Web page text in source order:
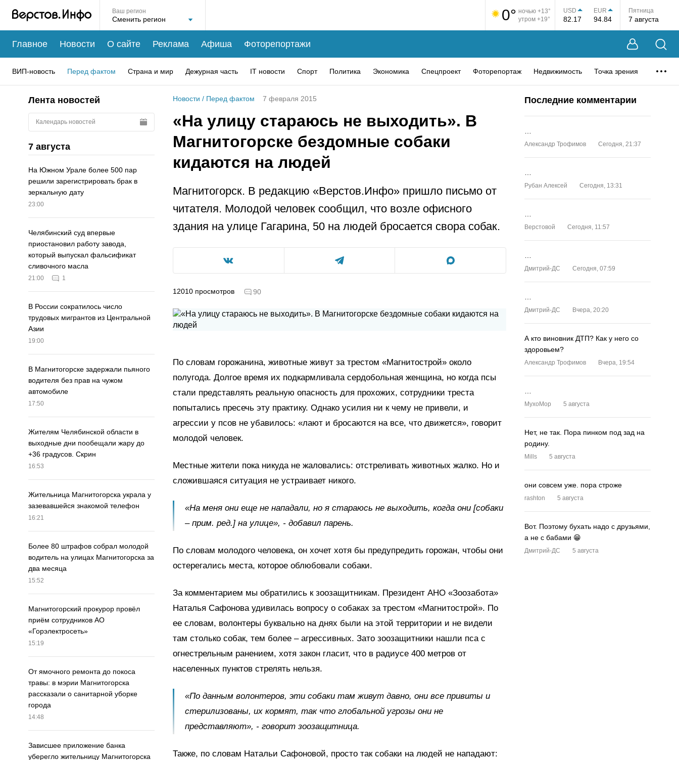
Ваш регион 0° ночью +13°
утром +19°
USD
82.17
EUR
94.84
Пятница
7 августа
Главное Новости О сайте Реклама Афиша Фоторепортажи
ВИП-новость Перед фактом Страна и мир Дежурная часть IT новости Спорт Политика Экономика Спецпроект Фоторепортаж Недвижимость Точка зрения
Лента новостей
Календарь новостей
7 августа
На Южном Урале более 500 пар
решили зарегистрировать брак в
зеркальную дату
23:00
Челябинский суд впервые
приостановил работу завода,
который выпускал фальсификат
сливочного масла
21:00 1
В России сократилось число
трудовых мигрантов из Центральной
Азии
19:00
В Магнитогорске задержали пьяного
водителя без прав на чужом
автомобиле
17:50
Жителям Челябинской области в
выходные дни пообещали жару до
+36 градусов. Скрин
16:53
Жительница Магнитогорска украла у
зазевавшейся знакомой телефон
16:21
Более 80 штрафов собрал молодой
водитель на улицах Магнитогорска за
два месяца
15:52
Магнитогорский прокурор провёл
приём сотрудников АО
«Горэлектросеть»
15:19
От ямочного ремонта до покоса
травы: в мэрии Магнитогорска
рассказали о санитарной уборке
города
14:48
Зависшее приложение банка
уберегло жительницу Магнитогорска
Новости / Перед фактом 7 февраля 2015
«На улицу стараюсь не выходить». В
Магнитогорске бездомные собаки
кидаются на людей
Магнитогорск. В редакцию «Верстов.Инфо» пришло письмо от
читателя. Молодой человек сообщил, что возле офисного
здания на улице Гагарина, 50 на людей бросается свора собак.
12010 просмотров 90
По словам горожанина, животные живут за трестом «Магнитострой» около
полугода. Долгое время их подкармливала сердобольная женщина, но когда псы
стали представлять реальную опасность для прохожих, сотрудники треста
попытались пресечь эту практику. Однако усилия ни к чему не привели, и
агрессии у псов не убавилось: «лают и бросаются на все, что движется», говорит
молодой человек.
Местные жители пока никуда не жаловались: отстреливать животных жалко. Но и
сложившаяся ситуация не устраивает никого.
«На меня они еще не нападали, но я стараюсь не выходить, когда они [собаки
– прим. ред.] на улице», - добавил парень.
По словам молодого человека, он хочет хотя бы предупредить горожан, чтобы они
остерегались места, которое облюбовали собаки.
За комментарием мы обратились к зоозащитникам. Президент АНО «Зоозабота»
Наталья Сафонова удивилась вопросу о собаках за трестом «Магнитострой». По
ее словам, волонтеры буквально на днях были на этой территории и не видели
там столько собак, тем более – агрессивных. Зато зоозащитники нашли пса с
огнестрельным ранением, хотя закон гласит, что в радиусе 400 метров от
населенных пунктов стрелять нельзя.
«По данным волонтеров, эти собаки там живут давно, они все привиты и
стерилизованы, их кормят, так что глобальной угрозы они не
представляют», - говорит зоозащитница.
Также, по словам Натальи Сафоновой, просто так собаки на людей не нападают:
Последние комментарии
Александр Трофимов Сегодня, 21:37
Рубан Алексей Сегодня, 13:31
Верстовой Сегодня, 11:57
Дмитрий-ДС Сегодня, 07:59
Дмитрий-ДС Вчера, 20:20
А кто виновник ДТП? Как у него со
здоровьем?
Александр Трофимов Вчера, 19:54
MyxoMop 5 августа
Нет, не так. Пора пинком под зад на
родину.
Mills 5 августа
они совсем уже. пора строже
rashton 5 августа
Вот. Поэтому бухать надо с друзьями,
а не с бабами 😁
Дмитрий-ДС 5 августа